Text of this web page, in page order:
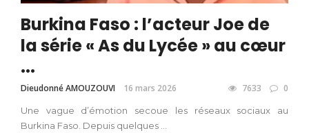
Burkina Faso : l’acteur Joe de
la série « As du Lycée » au cœur
...
Dieudonné AMOUZOUVI 16 mars 2026 7633 0
Une vague d’émotion secoue les réseaux sociaux au
Burkina Faso. Depuis quelques ...